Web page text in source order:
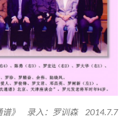
谱》 录入：罗训森 2014.7.7